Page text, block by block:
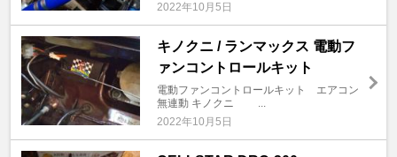
2022年10月5日
キノクニ / ランマックス 電動フ
ァンコントロールキット
電動ファンコントロールキット エアコン
無連動 キノクニ ...
2022年10月5日